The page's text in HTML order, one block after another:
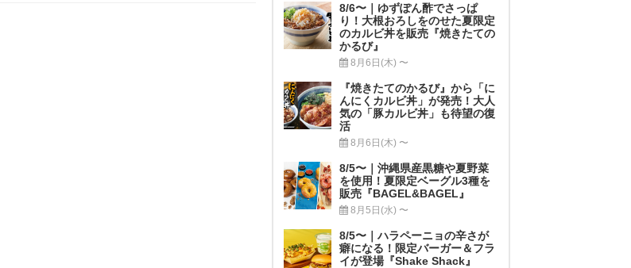
8/6〜｜ゆずぽん酢でさっぱ
り！大根おろしをのせた夏限定
のカルビ丼を販売『焼きたての
かるび』
8月6日(木) 〜
『焼きたてのかるび』から「に
んにくカルビ丼」が発売！大人
気の「豚カルビ丼」も待望の復
活
8月6日(木) 〜
8/5〜｜沖縄県産黒糖や夏野菜
を使用！夏限定ベーグル3種を
販売『BAGEL&BAGEL』
8月5日(水) 〜
8/5〜｜ハラペーニョの辛さが
癖になる！限定バーガー＆フラ
イが登場『Shake Shack』